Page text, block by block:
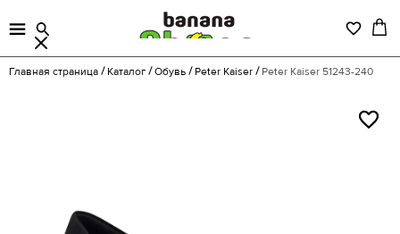
Главная страница Каталог Обувь Peter Kaiser Peter Kaiser 51243-240